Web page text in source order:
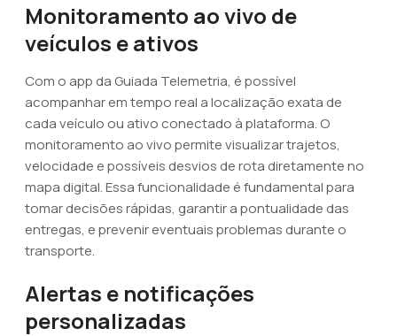
Monitoramento ao vivo de
veículos e ativos
Com o app da Guiada Telemetria, é possível
acompanhar em tempo real a localização exata de
cada veículo ou ativo conectado à plataforma. O
monitoramento ao vivo permite visualizar trajetos,
velocidade e possíveis desvios de rota diretamente no
mapa digital. Essa funcionalidade é fundamental para
tomar decisões rápidas, garantir a pontualidade das
entregas, e prevenir eventuais problemas durante o
transporte.
Alertas e notificações
personalizadas